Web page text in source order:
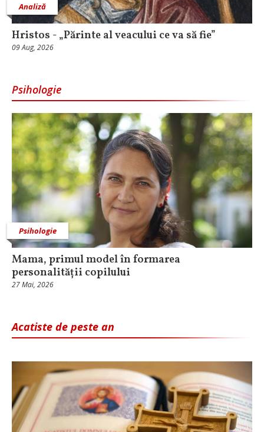
Analiză
Hristos - „Părinte al veacului ce va să fie”
09 Aug, 2026
Psihologie
Psihologie
Mama, primul model în formarea
personalității copilului
27 Mai, 2026
Acatiste de peste an